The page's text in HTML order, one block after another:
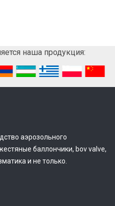
наша продукция:
аэрозольного
баллончики, bov valve,
и не только.